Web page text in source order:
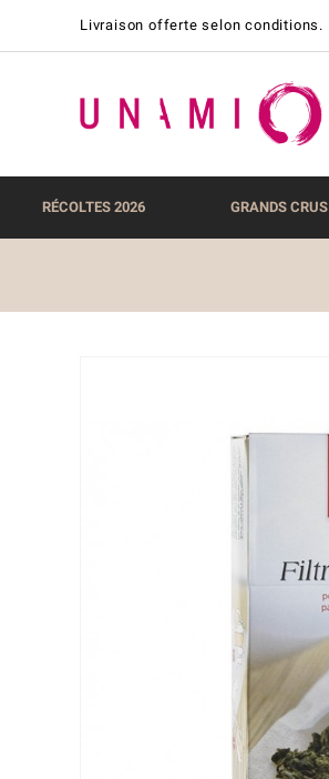
Livraison offerte selon conditions.
RÉCOLTES 2026 GRANDS CRUS